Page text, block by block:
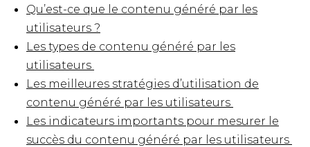
Qu’est-ce que le contenu généré par les
utilisateurs ?
Les types de contenu généré par les
utilisateurs
Les meilleures stratégies d’utilisation de
contenu généré par les utilisateurs
Les indicateurs importants pour mesurer le
succès du contenu généré par les utilisateurs